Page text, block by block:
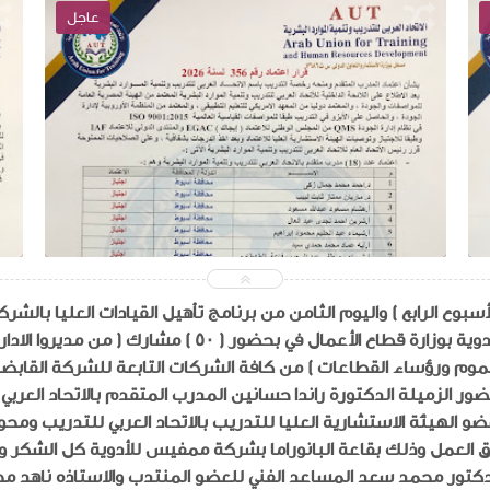
عاجل
2026-05-11
abdelaalmaroof
شاهد الموضوع
الرابع ) واليوم الثامن من برنامج تأهيل القيادات العليا
للادوية بوزارة قطاع الأعمال في بحضور ( ٥٠ ) مشارك (
ورؤساء القطاعات ) من كافة الشركات التابعة للشركة
الزميلة الدكتورة راندا حسانين المدرب المتقدم بالاتحاد
الهيئة الاستشارية العليا للتدريب بالاتحاد العربي للتدريب
العمل وذلك بقاعة البانوراما بشركة ممفيس للأدوية كل الشكر
محمد سعد المساعد الفني للعضو المنتدب والاستاذه